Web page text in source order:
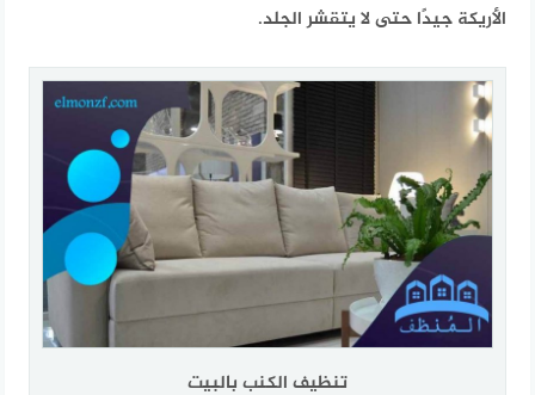
الأريكة جيدًا حتى لا يتقشر الجلد.
تنظيف الكنب بالبيت